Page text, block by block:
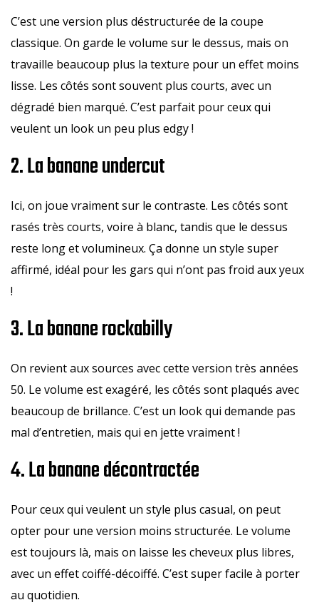
C’est une version plus déstructurée de la coupe
classique. On garde le volume sur le dessus, mais on
travaille beaucoup plus la texture pour un effet moins
lisse. Les côtés sont souvent plus courts, avec un
dégradé bien marqué. C’est parfait pour ceux qui
veulent un look un peu plus edgy !
2. La banane undercut
Ici, on joue vraiment sur le contraste. Les côtés sont
rasés très courts, voire à blanc, tandis que le dessus
reste long et volumineux. Ça donne un style super
affirmé, idéal pour les gars qui n’ont pas froid aux yeux
!
3. La banane rockabilly
On revient aux sources avec cette version très années
50. Le volume est exagéré, les côtés sont plaqués avec
beaucoup de brillance. C’est un look qui demande pas
mal d’entretien, mais qui en jette vraiment !
4. La banane décontractée
Pour ceux qui veulent un style plus casual, on peut
opter pour une version moins structurée. Le volume
est toujours là, mais on laisse les cheveux plus libres,
avec un effet coiffé-décoiffé. C’est super facile à porter
au quotidien.